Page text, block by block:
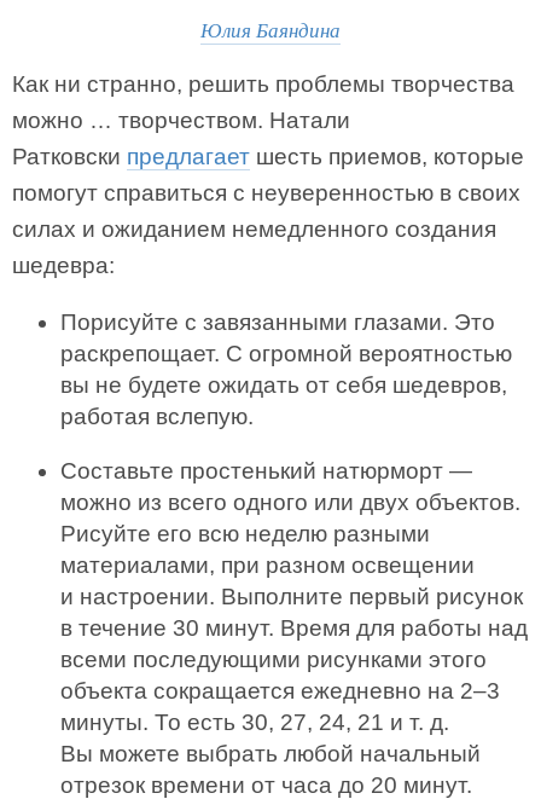
Юлия Баяндина
Как ни странно, решить проблемы творчества
можно … творчеством. Натали
Ратковски предлагает шесть приемов, которые
помогут справиться с неуверенностью в своих
силах и ожиданием немедленного создания
шедевра:
Порисуйте с завязанными глазами. Это
раскрепощает. С огромной вероятностью
вы не будете ожидать от себя шедевров,
работая вслепую.
Составьте простенький натюрморт —
можно из всего одного или двух объектов.
Рисуйте его всю неделю разными
материалами, при разном освещении
и настроении. Выполните первый рисунок
в течение 30 минут. Время для работы над
всеми последующими рисунками этого
объекта сокращается ежедневно на 2–3
минуты. То есть 30, 27, 24, 21 и т. д.
Вы можете выбрать любой начальный
отрезок времени от часа до 20 минут.